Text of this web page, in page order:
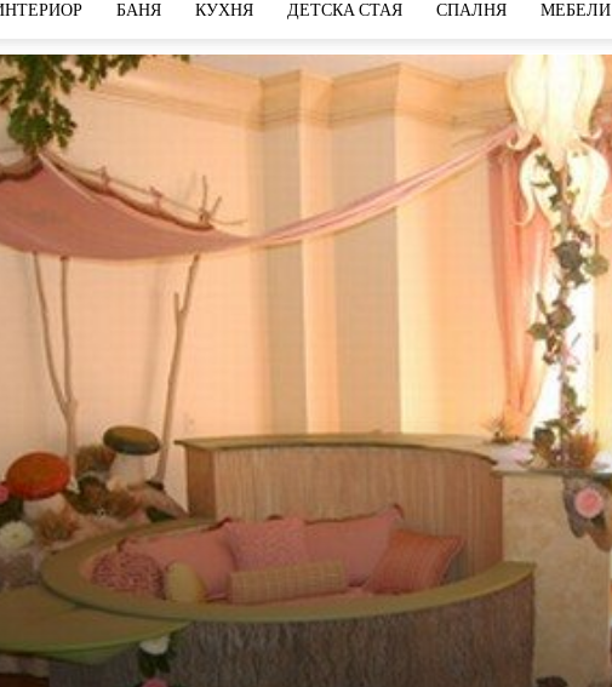
БАНЯ КУХНЯ ДЕТСКА СТАЯ СПАЛНЯ МЕБЕЛИ